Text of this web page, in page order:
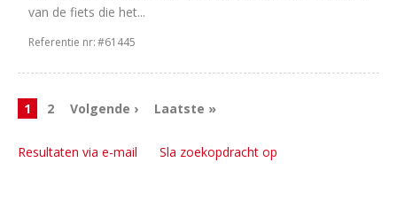
van de fiets die het...
Referentie nr:#61445
1 2 Volgende › Laatste »
Resultaten via e-mail Sla zoekopdracht op